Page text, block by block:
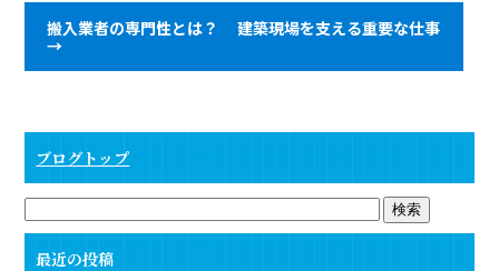
搬入業者の専門性とは？ 建築現場を支える重要な仕事
→
ブログトップ
最近の投稿